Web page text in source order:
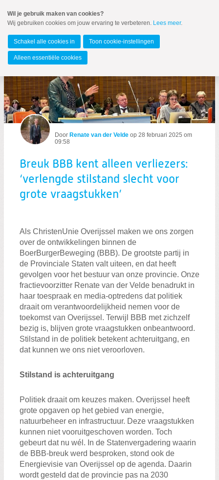
naar
Spring
de
inhoud
Spring
naar
hoofdmenu
Overijssel
MENU
Zoeken
Door Renate van der Velde op 28 februari 2025 om
09:58
Breuk BBB kent alleen verliezers:
‘verlengde stilstand slecht voor
grote vraagstukken’
Als ChristenUnie Overijssel maken we ons zorgen
over de ontwikkelingen binnen de
BoerBurgerBeweging (BBB). De grootste partij in
de Provinciale Staten valt uiteen, en dat heeft
gevolgen voor het bestuur van onze provincie. Onze
fractievoorzitter Renate van der Velde benadrukt in
haar toespraak en media-optredens dat politiek
draait om verantwoordelijkheid nemen voor de
toekomst van Overijssel. Terwijl BBB met zichzelf
bezig is, blijven grote vraagstukken onbeantwoord.
Stilstand in de politiek betekent achteruitgang, en
dat kunnen we ons niet veroorloven.
Stilstand is achteruitgang
Politiek draait om keuzes maken. Overijssel heeft
grote opgaven op het gebied van energie,
natuurbeheer en infrastructuur. Deze vraagstukken
kunnen niet vooruitgeschoven worden. Toch
gebeurt dat nu wél. In de Statenvergadering waarin
de BBB-breuk werd besproken, stond ook de
Energievisie van Overijssel op de agenda. Daarin
wordt gesteld dat de provincie pas na 2030
Wil je gebruik maken van cookies?
Wij gebruiken cookies om jouw ervaring te verbeteren. Lees meer.
Schakel alle cookies in Toon cookie-instellingen
Alleen essentiële cookies